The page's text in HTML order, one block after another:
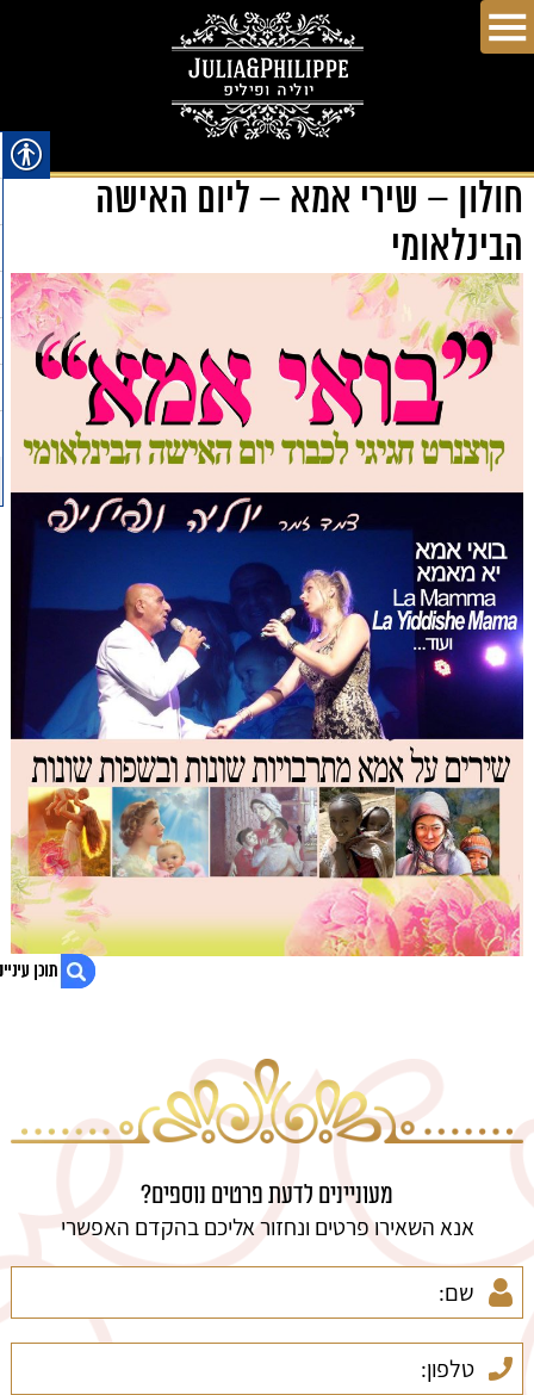
חולון – שירי אמא – ליום האישה
הבינלאומי
מעוניינים לדעת פרטים נוספים?
אנא השאירו פרטים ונחזור אליכם בהקדם האפשרי